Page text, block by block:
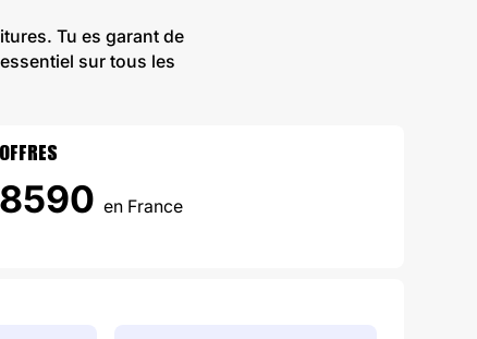
Tu es garant de
sur tous les
OFFRES
8590en France